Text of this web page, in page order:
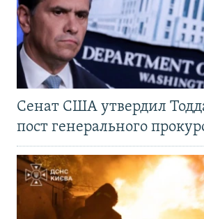
Сенат США утвердил
пост генерального